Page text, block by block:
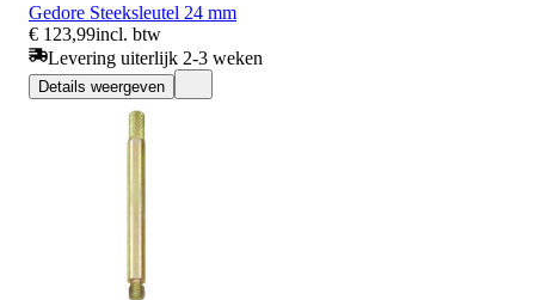
Gedore Steeksleutel 24 mm
€ 123,99incl. btw
Levering uiterlijk 2-3 weken
Details weergeven